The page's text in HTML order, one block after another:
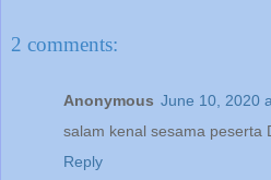
2 comments:
Anonymous June 10, 2020
salam kenal sesama peserta
Reply